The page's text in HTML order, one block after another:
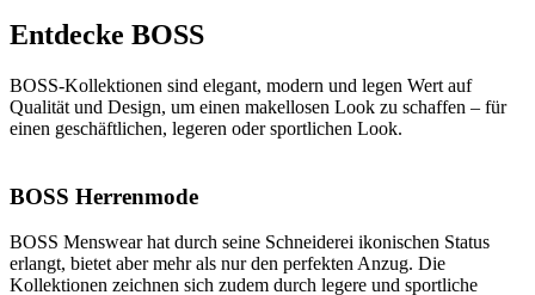
Entdecke BOSS
BOSS-Kollektionen sind elegant, modern und legen Wert auf
Qualität und Design, um einen makellosen Look zu schaffen – für
einen geschäftlichen, legeren oder sportlichen Look.
BOSS Herrenmode
BOSS Menswear hat durch seine Schneiderei ikonischen Status
erlangt, bietet aber mehr als nur den perfekten Anzug. Die
Kollektionen zeichnen sich zudem durch legere und sportliche